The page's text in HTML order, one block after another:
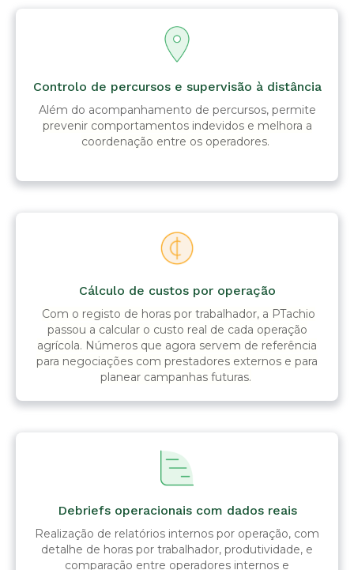
Controlo de percursos e supervisão à distância
Além do acompanhamento de percursos, permite
prevenir comportamentos indevidos e melhora a
coordenação entre os operadores.
Cálculo de custos por operação
Com o registo de horas por trabalhador, a PTachio
passou a calcular o custo real de cada operação
agrícola. Números que agora servem de referência
para negociações com prestadores externos e para
planear campanhas futuras.
Debriefs operacionais com dados reais
Realização de relatórios internos por operação, com
detalhe de horas por trabalhador, produtividade, e
comparação entre operadores internos e